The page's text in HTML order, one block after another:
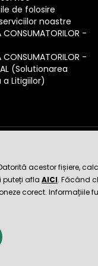
de folosire
noastre
CONSUMATORILOR -
CONSUMATORILOR -
(Solutionarea
Litigiilor)
încredere
acestor fișiere,
puteți afla AICI. Făcând
corect. Informațiile